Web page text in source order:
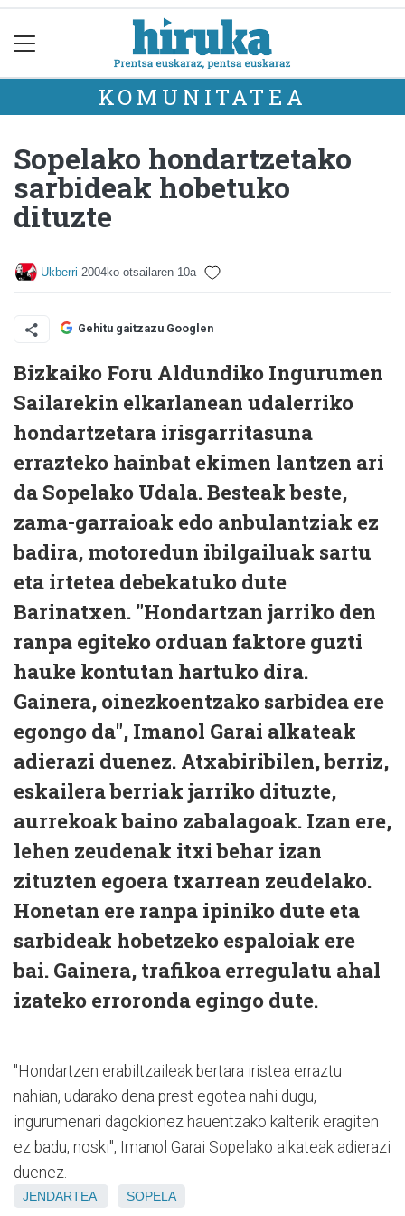
KOMUNITATEA
Sopelako hondartzetako
sarbideak hobetuko
dituzte
Ukberri 2004ko otsailaren 10a
Gehitu gaitzazu Googlen
Bizkaiko Foru Aldundiko Ingurumen
Sailarekin elkarlanean udalerriko
hondartzetara irisgarritasuna
errazteko hainbat ekimen lantzen ari
da Sopelako Udala. Besteak beste,
zama-garraioak edo anbulantziak ez
badira, motoredun ibilgailuak sartu
eta irtetea debekatuko dute
Barinatxen. "Hondartzan jarriko den
ranpa egiteko orduan faktore guzti
hauke kontutan hartuko dira.
Gainera, oinezkoentzako sarbidea ere
egongo da", Imanol Garai alkateak
adierazi duenez. Atxabiribilen, berriz,
eskailera berriak jarriko dituzte,
aurrekoak baino zabalagoak. Izan ere,
lehen zeudenak itxi behar izan
zituzten egoera txarrean zeudelako.
Honetan ere ranpa ipiniko dute eta
sarbideak hobetzeko espaloiak ere
bai. Gainera, trafikoa erregulatu ahal
izateko erroronda egingo dute.
"Hondartzen erabiltzaileak bertara iristea erraztu
nahian, udarako dena prest egotea nahi dugu,
ingurumenari dagokionez hauentzako kalterik eragiten
ez badu, noski", Imanol Garai Sopelako alkateak adierazi
duenez.
JENDARTEA SOPELA